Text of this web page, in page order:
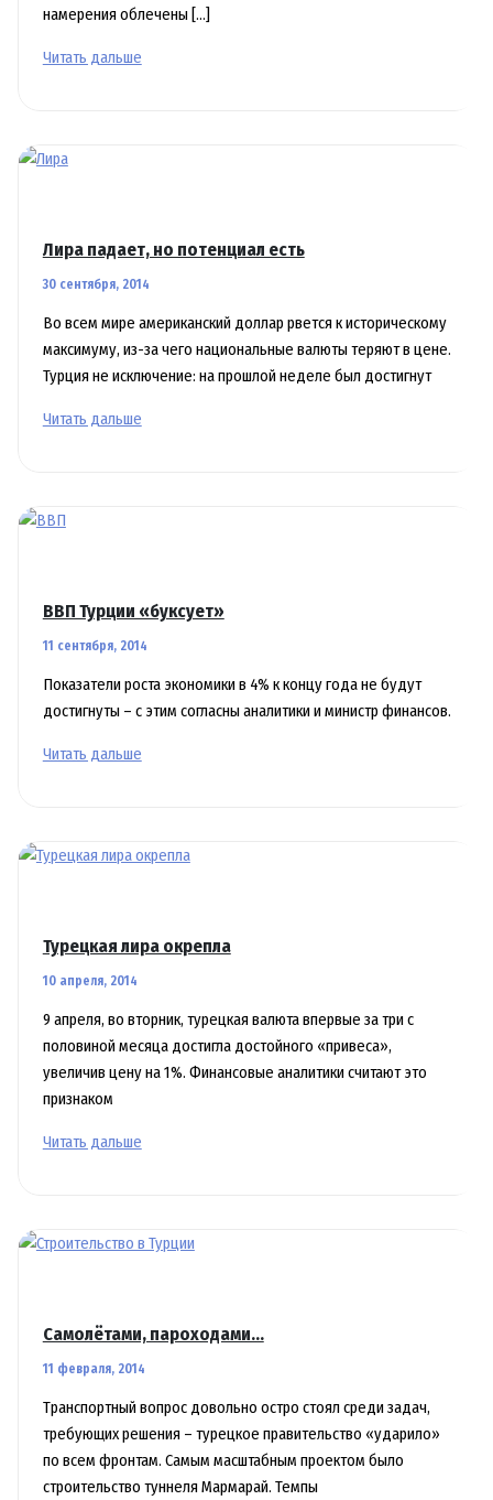
намерения облечены […]
Поставки
Читать дальше
Лира падает, но потенциал есть
30 сентября, 2014
Во всем мире американский доллар рвется к историческому
максимуму, из-за чего национальные валюты теряют в цене.
Турция не исключение: на прошлой неделе был достигнут
Лира
есть
Читать дальше
ВВП Турции «буксует»
11 сентября, 2014
Показатели роста экономики в 4% к концу года не будут
достигнуты – с этим согласны аналитики и министр финансов.
ВВП
Читать дальше
Турецкая лира окрепла
10 апреля, 2014
9 апреля, во вторник, турецкая валюта впервые за три с
половиной месяца достигла достойного «привеса»,
увеличив цену на 1%. Финансовые аналитики считают это
признаком
Турецкая
Читать дальше
Самолётами, пароходами…
11 февраля, 2014
Транспортный вопрос довольно остро стоял среди задач,
требующих решения – турецкое правительство «ударило»
по всем фронтам. Самым масштабным проектом было
строительство туннеля Мармарай. Темпы